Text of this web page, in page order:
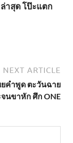
าสุด โป๊ะแตก
NEXT ARTICLE
ยคำพูด ตะวันฉาย
นขาหัก ศึก ONE